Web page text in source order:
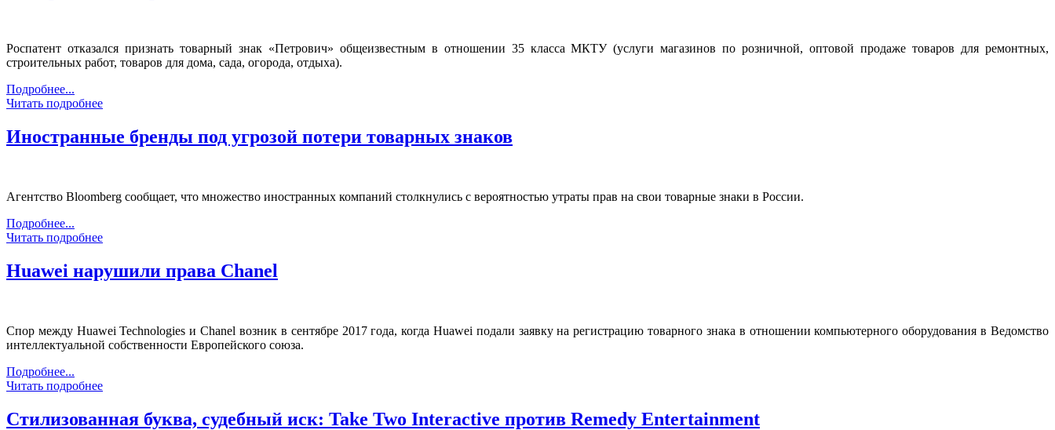
Роспатент отказался признать товарный знак «Петрович» общеизвестным в отношении 35 класса МКТУ (услуги магазинов по розничной, оптовой продаже товаров для ремонтных,
строительных работ, товаров для дома, сада, огорода, отдыха).
Подробнее...
Читать подробнее
Иностранные бренды под угрозой потери товарных знаков
Агентство Bloomberg сообщает, что множество иностранных компаний столкнулись с вероятностью утраты прав на свои товарные знаки в России.
Подробнее...
Читать подробнее
Huawei нарушили права Chanel
Спор между Huawei Technologies и Chanel возник в сентябре 2017 года, когда Huawei подали заявку на регистрацию товарного знака в отношении компьютерного оборудования в Ведомство
интеллектуальной собственности Европейского союза.
Подробнее...
Читать подробнее
Стилизованная буква, судебный иск: Take Two Interactive против Remedy Entertainment